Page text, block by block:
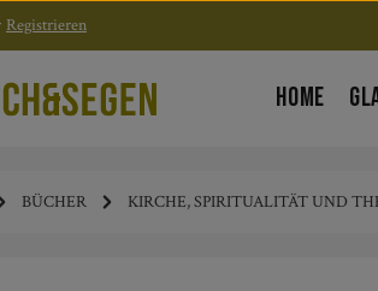
springenspringen
Registrieren
HOME
BÜCHER KIRCHE, SPIRITUALITÄT UND